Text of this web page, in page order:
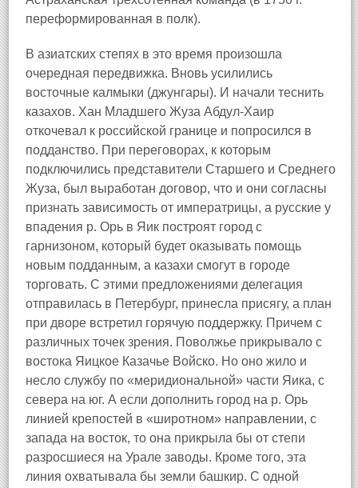
переформированная в полк).
В азиатских степях в это время произошла
очередная передвижка. Вновь усилились
восточные калмыки (джунгары). И начали теснить
казахов. Хан Младшего Жуза Абдул-Хаир
откочевал к российской границе и попросился в
подданство. При переговорах, к которым
подключились представители Старшего и Среднего
Жуза, был выработан договор, что и они согласны
признать зависимость от императрицы, а русские у
впадения р. Орь в Яик построят город с
гарнизоном, который будет оказывать помощь
новым подданным, а казахи смогут в городе
торговать. С этими предложениями делегация
отправилась в Петербург, принесла присягу, а план
при дворе встретил горячую поддержку. Причем с
различных точек зрения. Поволжье прикрывало с
востока Яицкое Казачье Войско. Но оно жило и
несло службу по «меридиональной» части Яика, с
севера на юг. А если дополнить город на р. Орь
линией крепостей в «широтном» направлении, с
запада на восток, то она прикрыла бы от степи
разросшиеся на Урале заводы. Кроме того, эта
линия охватывала бы земли башкир. С одной